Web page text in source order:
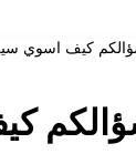
كيف اسوي